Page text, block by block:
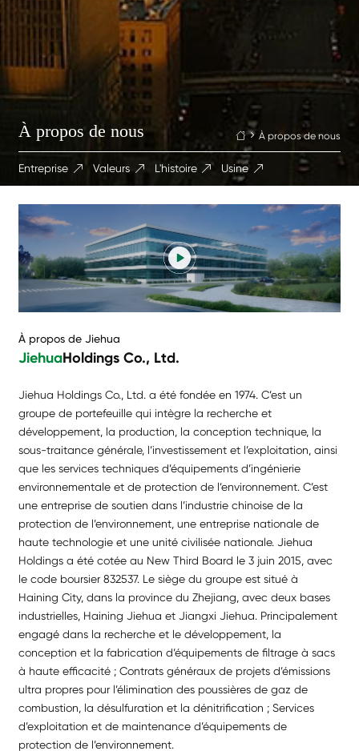
À propos de nous  À propos de nous
Entreprise  Valeurs  L'histoire  Usine 
À propos de Jiehua
JiehuaHoldings Co., Ltd.
Jiehua Holdings Co., Ltd. a été fondée en 1974. C’est un
groupe de portefeuille qui intègre la recherche et
développement, la production, la conception technique, la
sous-traitance générale, l’investissement et l’exploitation, ainsi
que les services techniques d’équipements d’ingénierie
environnementale et de protection de l’environnement. C’est
une entreprise de soutien dans l’industrie chinoise de la
protection de l’environnement, une entreprise nationale de
haute technologie et une unité civilisée nationale. Jiehua
Holdings a été cotée au New Third Board le 3 juin 2015, avec
le code boursier 832537. Le siège du groupe est situé à
Haining City, dans la province du Zhejiang, avec deux bases
industrielles, Haining Jiehua et Jiangxi Jiehua. Principalement
engagé dans la recherche et le développement, la
conception et la fabrication d’équipements de filtrage à sacs
à haute efficacité ; Contrats généraux de projets d’émissions
ultra propres pour l’élimination des poussières de gaz de
combustion, la désulfuration et la dénitrification ; Services
d’exploitation et de maintenance d’équipements de
protection de l’environnement.